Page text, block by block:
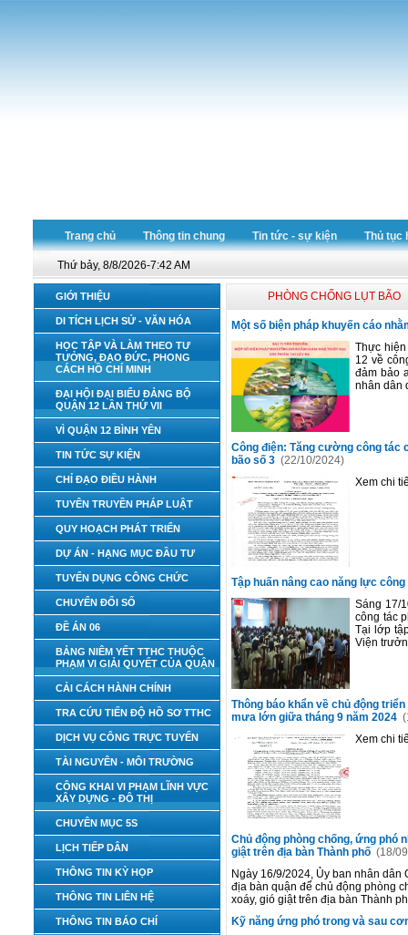
Trang chủ Thông tin chung Tin tức - sự kiện Thủ tục
Thứ bảy, 8/8/2026-7:42 AM
GIỚI THIỆU
DI TÍCH LỊCH SỬ - VĂN HÓA
HỌC TẬP VÀ LÀM THEO TƯ
TƯỞNG, ĐẠO ĐỨC, PHONG
CÁCH HỒ CHÍ MINH
ĐẠI HỘI ĐẠI BIỂU ĐẢNG BỘ
QUẬN 12 LẦN THỨ VII
VÌ QUẬN 12 BÌNH YÊN
TIN TỨC SỰ KIỆN
CHỈ ĐẠO ĐIỀU HÀNH
TUYÊN TRUYỀN PHÁP LUẬT
QUY HOẠCH PHÁT TRIỂN
DỰ ÁN - HẠNG MỤC ĐẦU TƯ
TUYỂN DỤNG CÔNG CHỨC
CHUYỂN ĐỔI SỐ
ĐỀ ÁN 06
BẢNG NIÊM YẾT TTHC THUỘC
PHẠM VI GIẢI QUYẾT CỦA QUẬN
CẢI CÁCH HÀNH CHÍNH
TRA CỨU TIẾN ĐỘ HỒ SƠ TTHC
DỊCH VỤ CÔNG TRỰC TUYẾN
TÀI NGUYÊN - MÔI TRƯỜNG
CÔNG KHAI VI PHẠM LĨNH VỰC
XÂY DỰNG - ĐÔ THỊ
CHUYÊN MỤC 5S
LỊCH TIẾP DÂN
THÔNG TIN KỲ HỌP
THÔNG TIN LIÊN HỆ
THÔNG TIN BÁO CHÍ
PHÒNG CHỐNG LỤT BÃO
Một số biện pháp khuyến cáo
Thực
12 về
đảm bảo
nhân dân
Công điện: Tăng cường công tác
bão số 3 (22/10/2024)
Xem chi
Tập huấn nâng cao năng lực
Sáng 17/
công tác
Tại lớp
Viện
Thông báo khẩn về chủ động
mưa lớn giữa tháng 9 năm 2024
Xem chi
Chủ động phòng chống, ứng phó
giật trên địa bàn Thành phố (18/
Ngày 16/9/2024, Ủy ban nhân
địa bàn quận để chủ động phòng
xoáy, gió giật trên địa bàn Thành
Kỹ năng ứng phó trong và sau